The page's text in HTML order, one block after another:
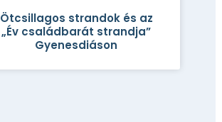
Ötcsillagos strandok és az
„Év családbarát strandja”
Gyenesdiáson